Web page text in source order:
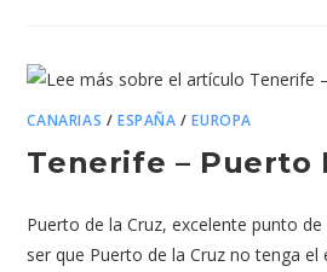
CANARIAS /ESPAÑA /EUROPA
Tenerife – Puerto
Puerto de la Cruz, excelente punto
ser que Puerto de la Cruz no tenga el